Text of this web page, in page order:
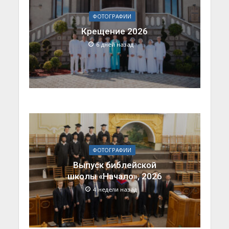
ФОТОГРАФИИ
Крещение 2026
6 дней назад
ФОТОГРАФИИ
Выпуск библейской
школы «Начало», 2026
4 недели назад